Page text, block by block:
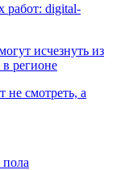
работ: digital-
исчезнуть из
регионе
не смотреть, а